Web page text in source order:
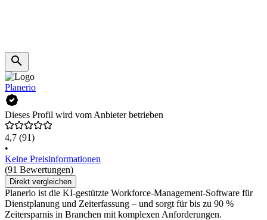
Planerio
Dieses Profil wird vom Anbieter betrieben
4,7 (91)
•
Keine Preisinformationen
(91 Bewertungen)
Direkt vergleichen
Planerio ist die KI-gestützte Workforce-Management-Software für
Dienstplanung und Zeiterfassung – und sorgt für bis zu 90 %
Zeitersparnis in Branchen mit komplexen Anforderungen.